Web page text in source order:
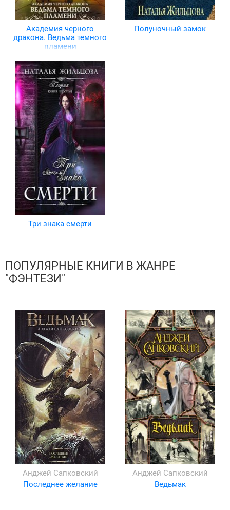
Академия черного
дракона. Ведьма темного
пламени
Полуночный замок
Три знака смерти
ПОПУЛЯРНЫЕ КНИГИ В ЖАНРЕ
"ФЭНТЕЗИ"
Анджей Сапковский
Последнее желание
Анджей Сапковский
Ведьмак